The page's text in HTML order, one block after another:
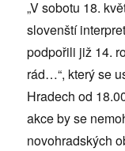
„V sobotu 18.
slovenští
podpořili již 14.
rád…“, který se
Hradech od
akce by se
novohradských